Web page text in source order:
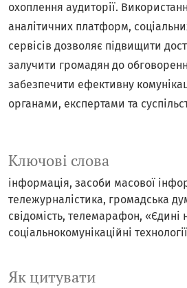
Ключові слова
інформація засоби масової
тележурналістика громадська
свідомість телемарафон «Єдині
соціальнокомунікаційні технології
Як цитувати
охоплення аудиторії.
аналітичних платформ,
сервісів дозволяє підвищити
залучити громадян до
забезпечити ефективну
органами, експертами та